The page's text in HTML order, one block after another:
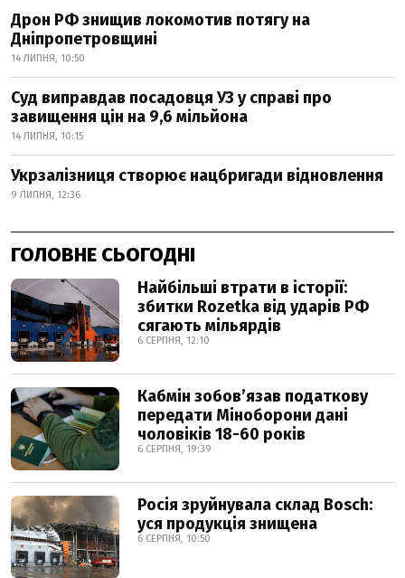
Дрон РФ знищив локомотив потягу на
Дніпропетровщині
14 ЛИПНЯ, 10:50
Суд виправдав посадовця УЗ у справі про
завищення цін на 9,6 мільйона
14 ЛИПНЯ, 10:15
Укрзалізниця створює нацбригади відновлення
9 ЛИПНЯ, 12:36
ГОЛОВНЕ СЬОГОДНІ
Найбільші втрати в історії:
збитки Rozetka від ударів РФ
сягають мільярдів
6 СЕРПНЯ, 12:10
Кабмін зобовʼязав податкову
передати Міноборони дані
чоловіків 18-60 років
6 СЕРПНЯ, 19:39
Росія зруйнувала склад Bosch:
уся продукція знищена
6 СЕРПНЯ, 10:50